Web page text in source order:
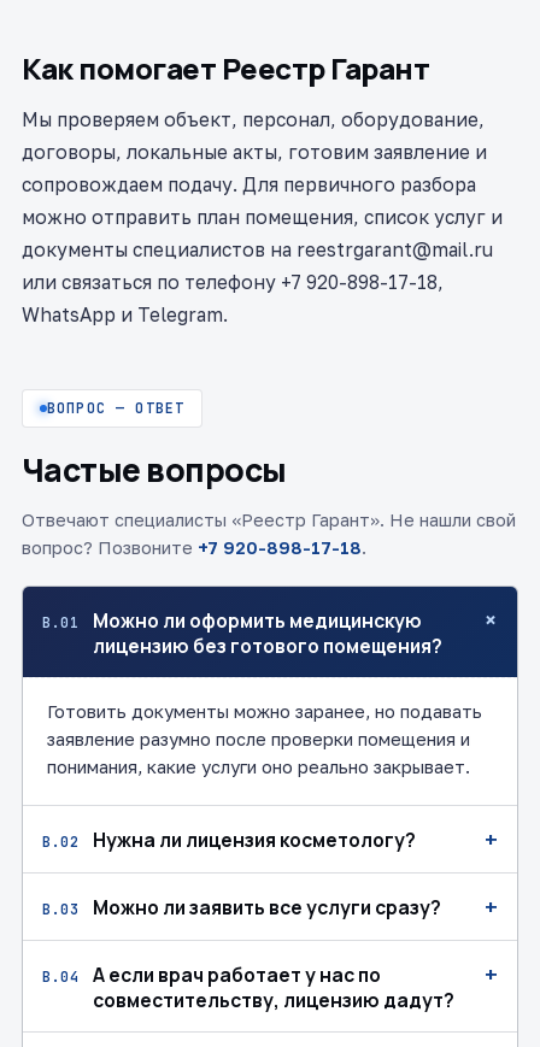
Как помогает Реестр Гарант
Мы проверяем объект, персонал, оборудование,
договоры, локальные акты, готовим заявление и
сопровождаем подачу. Для первичного разбора
можно отправить план помещения, список услуг и
документы специалистов на reestrgarant@mail.ru
или связаться по телефону +7 920-898-17-18,
WhatsApp и Telegram.
ВОПРОС — ОТВЕТ
Частые вопросы
Отвечают специалисты «Реестр Гарант». Не нашли свой
вопрос? Позвоните +7 920-898-17-18.
В.01
Можно ли оформить медицинскую
лицензию без готового помещения?
+
Готовить документы можно заранее, но подавать
заявление разумно после проверки помещения и
понимания, какие услуги оно реально закрывает.
В.02 Нужна ли лицензия косметологу? +
В.03 Можно ли заявить все услуги сразу? +
В.04
А если врач работает у нас по
совместительству, лицензию дадут?
+